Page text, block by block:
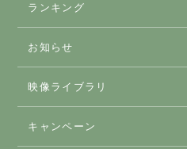
アクティビティ
体験
グルメ
ランキング
お知らせ
映像ライブラリ
キャンペーン